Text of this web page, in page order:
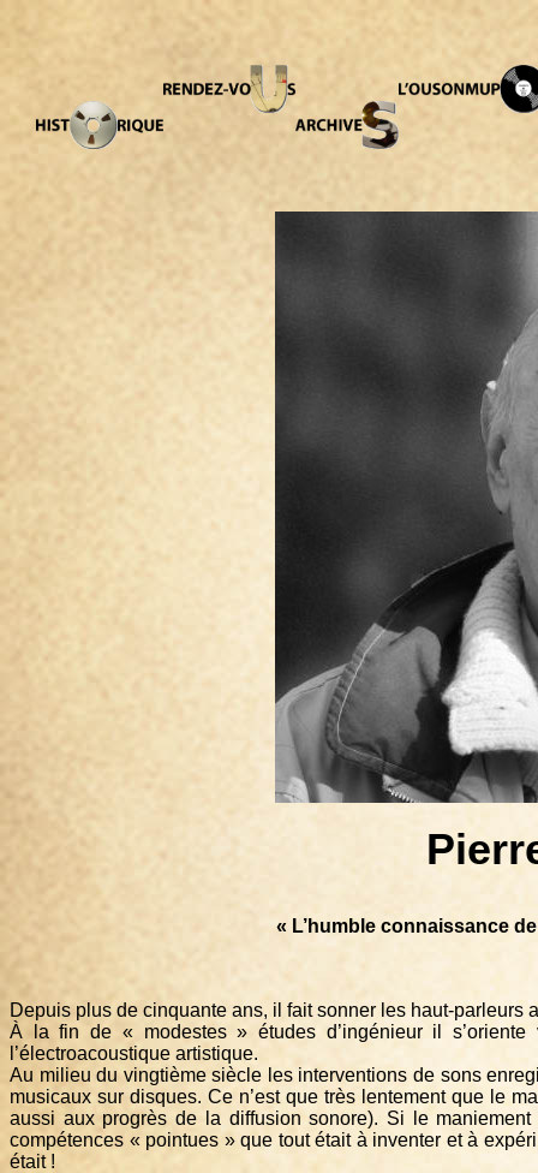
« L’humble connaissance
Depuis plus de cinquante ans, il fait sonner les haut-parleurs
À la fin de « modestes » études d’ingénieur il
l’électroacoustique artistique.
Au milieu du vingtième siècle les interventions de sons
musicaux sur disques. Ce n’est que très lentement que le
aussi aux progrès de la diffusion sonore). Si le
compétences « pointues » que tout était à inventer et à
était !